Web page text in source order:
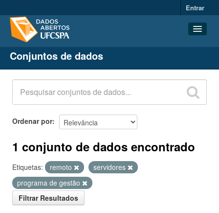
Entrar
Conjuntos de dados
Organizações
Grupos
Sobre
Conjuntos de dados
Ordenar por
1 conjunto de dados encontrado
Etiquetas: remoto
servidores
programa de gestão
Filtrar Resultados